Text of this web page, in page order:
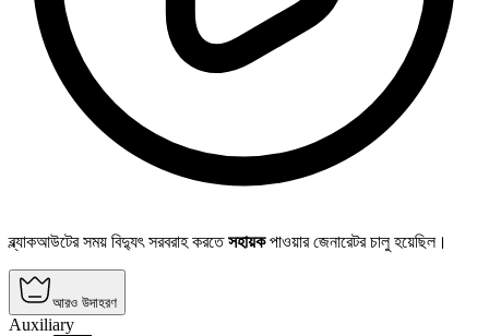
ব্ল্যাকআউটের সময় বিদ্যুৎ সরবরাহ করতেসহায়কপাওয়ার জেনারেটর চালু হয়েছিল।
আরও উদাহরণ
Auxiliary